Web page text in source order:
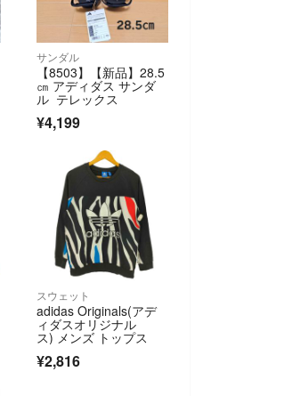
サンダル
【8503】【新品】28.5
㎝ アディダス サンダ
ル テレックス
¥4,199
スウェット
adidas Originals(アデ
ィダスオリジナル
ス) メンズ トップス
¥2,816